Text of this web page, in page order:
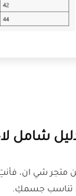
شامل
متجر شي ان،
تناسب جسمكِ.